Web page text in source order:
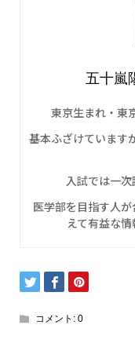
五十嵐
東京生まれ・東
基本ふざけています
入試では一
医学部を目指す人
えて有益な情
コメント: 0